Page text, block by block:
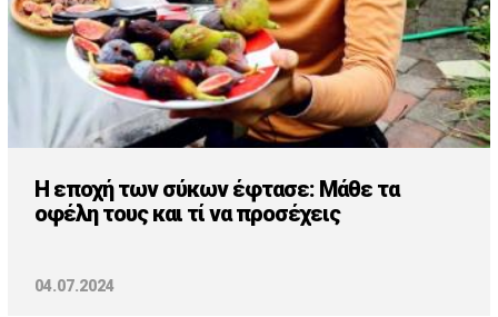
Πρώτο
Style
H εποχή των σύκων έφτασε: Μάθε τα
οφέλη τους και τί να προσέχεις
04.07.2024